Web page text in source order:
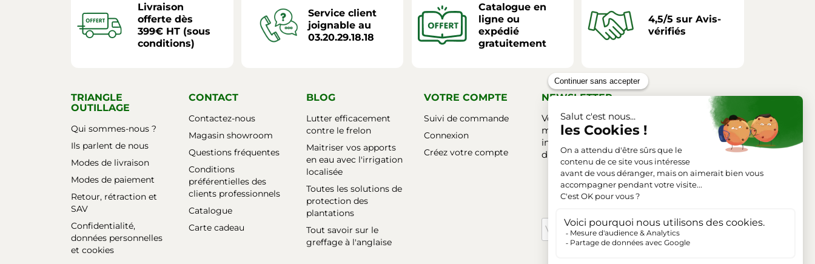
Livraison
offerte dès
399€ HT (sous
conditions)
Service client
joignable au
03.20.29.18.18
Catalogue en
ligne ou
expédié
gratuitement
4,5/5 sur Avis-
vérifiés
TRIANGLE
OUTILLAGE
Qui sommes-nous ?
Ils parlent de nous
Modes de livraison
Modes de paiement
Retour, rétraction et
SAV
Confidentialité,
données personnelles
et cookies
CONTACT
Contactez-nous
Magasin showroom
Questions fréquentes
Conditions
préférentielles des
clients professionnels
Catalogue
Carte cadeau
BLOG
Lutter efficacement
contre le frelon
Maitriser vos apports
en eau avec l'irrigation
localisée
Toutes les solutions de
protection des
plantations
Tout savoir sur le
greffage à l'anglaise
VOTRE COMPTE
Suivi de commande
Connexion
Créez votre compte
NEWSLETTER
Vous pouvez vous désinscrire à tout
moment. Vous trouverez pour cela nos
informations de contact dans les conditions
d'utilisation du site.